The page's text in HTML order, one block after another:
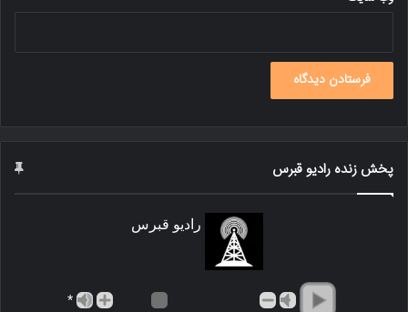
پخش زنده رادیو قبرس
رادیو قبرس
*